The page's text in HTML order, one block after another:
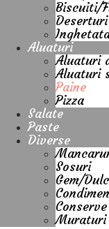
Biscuiti/
Aluaturi
Aluaturi
Aluaturi
Paine
Pizza
Salate
Paste
Diverse
Sosuri
Gem/
Conserve
Muraturi